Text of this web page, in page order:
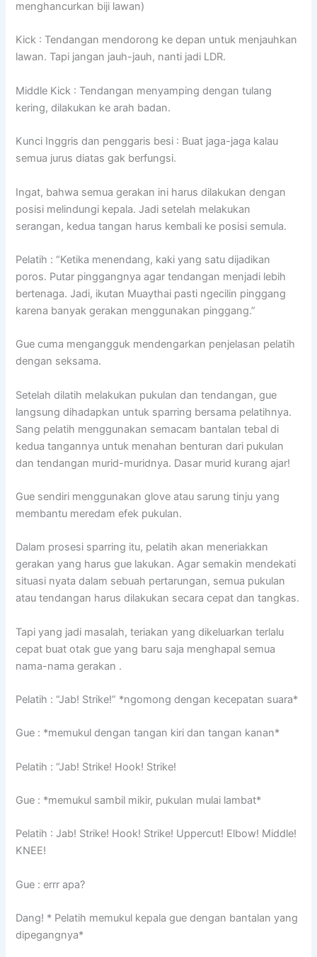
menghancurkan biji lawan)
Kick : Tendangan mendorong ke depan untuk menjauhkan
lawan. Tapi jangan jauh-jauh, nanti jadi LDR.
Middle Kick : Tendangan menyamping dengan tulang
kering, dilakukan ke arah badan.
Kunci Inggris dan penggaris besi : Buat jaga-jaga kalau
semua jurus diatas gak berfungsi.
Ingat, bahwa semua gerakan ini harus dilakukan dengan
posisi melindungi kepala. Jadi setelah melakukan
serangan, kedua tangan harus kembali ke posisi semula.
Pelatih : “Ketika menendang, kaki yang satu dijadikan
poros. Putar pinggangnya agar tendangan menjadi lebih
bertenaga. Jadi, ikutan Muaythai pasti ngecilin pinggang
karena banyak gerakan menggunakan pinggang.”
Gue cuma mengangguk mendengarkan penjelasan pelatih
dengan seksama.
Setelah dilatih melakukan pukulan dan tendangan, gue
langsung dihadapkan untuk sparring bersama pelatihnya.
Sang pelatih menggunakan semacam bantalan tebal di
kedua tangannya untuk menahan benturan dari pukulan
dan tendangan murid-muridnya. Dasar murid kurang ajar!
Gue sendiri menggunakan glove atau sarung tinju yang
membantu meredam efek pukulan.
Dalam prosesi sparring itu, pelatih akan meneriakkan
gerakan yang harus gue lakukan. Agar semakin mendekati
situasi nyata dalam sebuah pertarungan, semua pukulan
atau tendangan harus dilakukan secara cepat dan tangkas.
Tapi yang jadi masalah, teriakan yang dikeluarkan terlalu
cepat buat otak gue yang baru saja menghapal semua
nama-nama gerakan .
Pelatih : “Jab! Strike!” *ngomong dengan kecepatan suara*
Gue : *memukul dengan tangan kiri dan tangan kanan*
Pelatih : “Jab! Strike! Hook! Strike!
Gue : *memukul sambil mikir, pukulan mulai lambat*
Pelatih : Jab! Strike! Hook! Strike! Uppercut! Elbow! Middle!
KNEE!
Gue : errr apa?
Dang! * Pelatih memukul kepala gue dengan bantalan yang
dipegangnya*